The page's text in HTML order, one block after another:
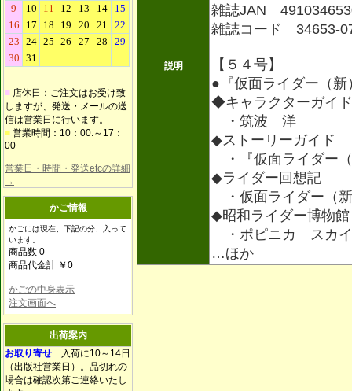
■ 店休日：ご注文はお受け致
しますが、発送・メールの送
信は営業日に行います。
■ 営業時間：10：00.～17：
00
営業日・時間・発送etcの詳細
→
かご情報
かごには現在、下記の分、入って
います。
商品数 0
商品代金計 ￥0
かごの中身表示
注文画面へ
出荷案内
お取り寄せ 入荷に10～14日
（出版社営業日）。品切れの
場合は確認次第ご連絡いたし
説明
雑誌JAN
雑誌コード 34653-
【５４号】
●『仮面ライダー（新
◆キャラクターガイド
・筑波 洋
◆ストーリーガイド
・『仮面ライダー
◆ライダー回想記
・仮面ライダー（
◆昭和ライダー博物館
・ポピニカ スカイ
…ほか